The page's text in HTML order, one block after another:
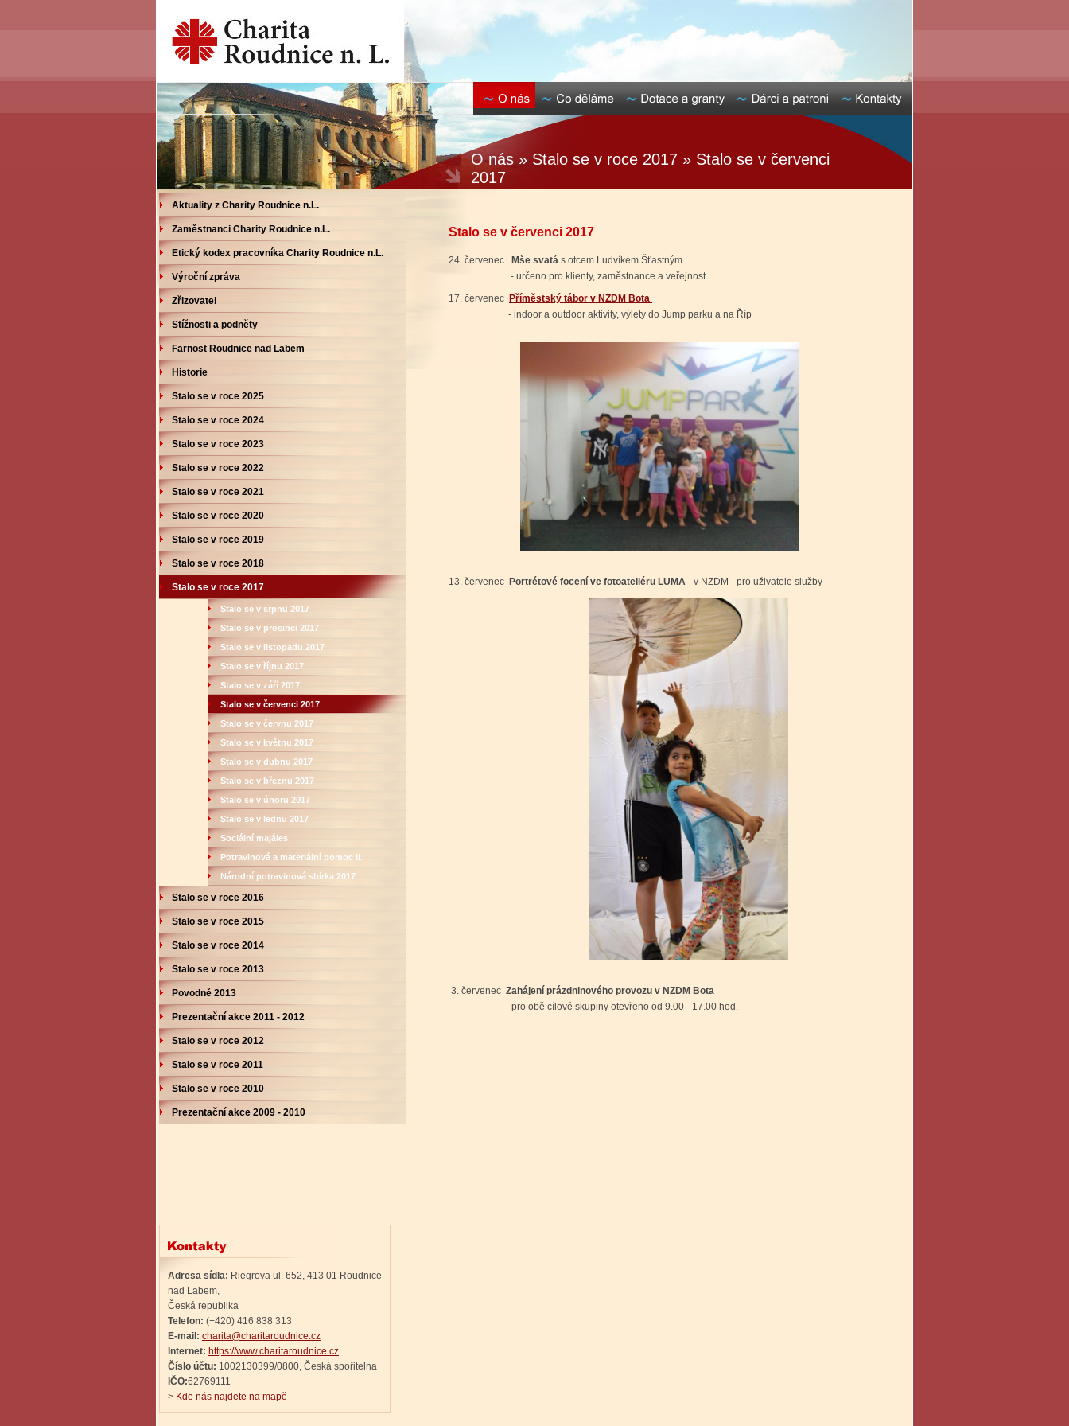
O nás » Stalo se v roce 2017 » Stalo se v červenci
2017
Aktuality z Charity Roudnice n.L.
Zaměstnanci Charity Roudnice n.L.
Etický kodex pracovníka Charity Roudnice n.L.
Výroční zpráva
Zřizovatel
Stížnosti a podněty
Farnost Roudnice nad Labem
Historie
Stalo se v roce 2025
Stalo se v roce 2024
Stalo se v roce 2023
Stalo se v roce 2022
Stalo se v roce 2021
Stalo se v roce 2020
Stalo se v roce 2019
Stalo se v roce 2018
Stalo se v roce 2017
Stalo se v srpnu 2017
Stalo se v prosinci 2017
Stalo se v listopadu 2017
Stalo se v říjnu 2017
Stalo se v září 2017
Stalo se v červenci 2017
Stalo se v červnu 2017
Stalo se v květnu 2017
Stalo se v dubnu 2017
Stalo se v březnu 2017
Stalo se v únoru 2017
Stalo se v lednu 2017
Sociální majáles
Potravinová a materiální pomoc II.
Národní potravinová sbírka 2017
Stalo se v roce 2016
Stalo se v roce 2015
Stalo se v roce 2014
Stalo se v roce 2013
Povodně 2013
Prezentační akce 2011 - 2012
Stalo se v roce 2012
Stalo se v roce 2011
Stalo se v roce 2010
Prezentační akce 2009 - 2010
Adresa sídla: Riegrova ul. 652, 413 01 Roudnice
nad Labem,
Česká republika
Telefon: (+420) 416 838 313
E-mail: charita@charitaroudnice.cz
Internet: https://www.charitaroudnice.cz
Číslo účtu: 1002130399/0800, Česká spořitelna
IČO:62769111
> Kde nás najdete na mapě
Stalo se v červenci 2017
24. červenec Mše svatá s otcem Ludvíkem Šťastným
- určeno pro klienty, zaměstnance a veřejnost
17. červenec Příměstský tábor v NZDM Bota
- indoor a outdoor aktivity, výlety do Jump parku a na Říp
13. červenec Portrétové focení ve fotoateliéru LUMA - v NZDM - pro uživatele služby
3. červenec Zahájení prázdninového provozu v NZDM Bota
- pro obě cílové skupiny otevřeno od 9.00 - 17.00 hod.